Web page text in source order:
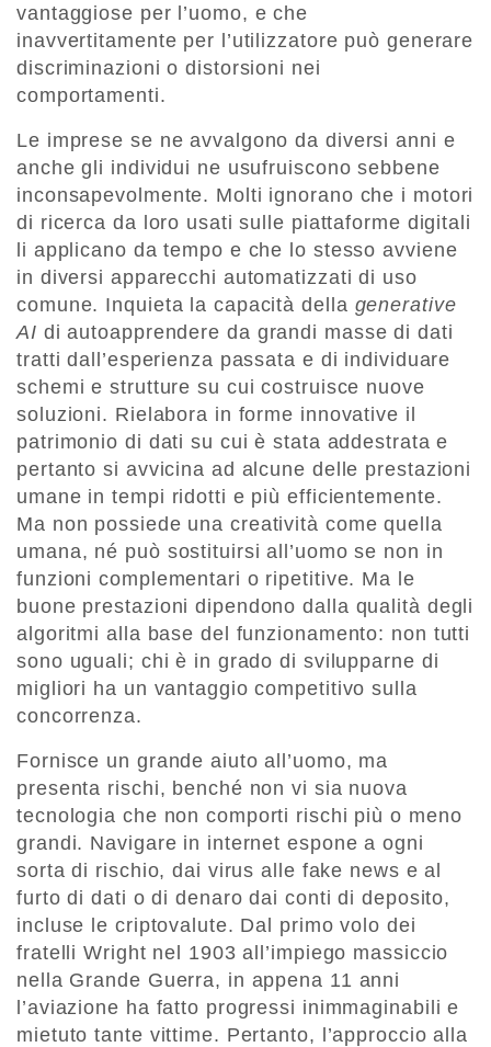
vantaggiose per l’uomo, e che
inavvertitamente per l’utilizzatore può generare
discriminazioni o distorsioni nei
comportamenti.
Le imprese se ne avvalgono da diversi anni e
anche gli individui ne usufruiscono sebbene
inconsapevolmente. Molti ignorano che i motori
di ricerca da loro usati sulle piattaforme digitali
li applicano da tempo e che lo stesso avviene
in diversi apparecchi automatizzati di uso
comune. Inquieta la capacità della generative
AI di autoapprendere da grandi masse di dati
tratti dall’esperienza passata e di individuare
schemi e strutture su cui costruisce nuove
soluzioni. Rielabora in forme innovative il
patrimonio di dati su cui è stata addestrata e
pertanto si avvicina ad alcune delle prestazioni
umane in tempi ridotti e più efficientemente.
Ma non possiede una creatività come quella
umana, né può sostituirsi all’uomo se non in
funzioni complementari o ripetitive. Ma le
buone prestazioni dipendono dalla qualità degli
algoritmi alla base del funzionamento: non tutti
sono uguali; chi è in grado di svilupparne di
migliori ha un vantaggio competitivo sulla
concorrenza.
Fornisce un grande aiuto all’uomo, ma
presenta rischi, benché non vi sia nuova
tecnologia che non comporti rischi più o meno
grandi. Navigare in internet espone a ogni
sorta di rischio, dai virus alle fake news e al
furto di dati o di denaro dai conti di deposito,
incluse le criptovalute. Dal primo volo dei
fratelli Wright nel 1903 all’impiego massiccio
nella Grande Guerra, in appena 11 anni
l’aviazione ha fatto progressi inimmaginabili e
mietuto tante vittime. Pertanto, l’approccio alla